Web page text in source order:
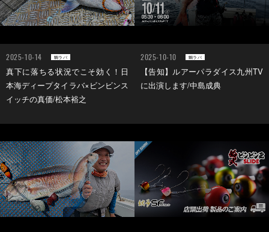
2025-10-14 鯛ラバ
真下に落ちる状況でこそ効く！日
本海ディープタイラバ×ビンビンス
イッチの真価/松本裕之
2025-10-10 鯛ラバ
【告知】ルアーパラダイス九州TV
に出演します/中島成典